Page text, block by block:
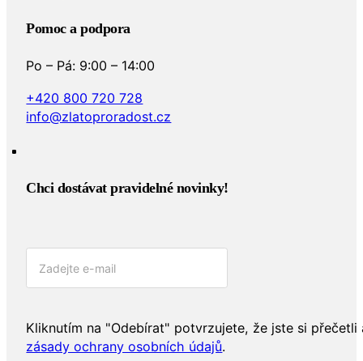
Pomoc a podpora
Po – Pá: 9:00 – 14:00
+420 800 720 728
info@zlatoproradost.cz
Chci dostávat pravidelné novinky!​
Kliknutím na "Odebírat" potvrzujete, že jste si přečetli
zásady ochrany osobních údajů.